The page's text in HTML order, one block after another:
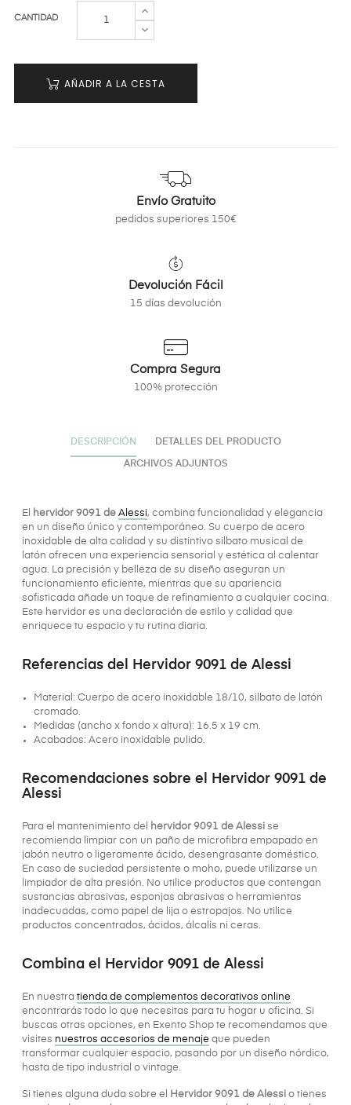
CANTIDAD
AÑADIR A LA CESTA
Envío Gratuito
pedidos superiores 150€
Devolución Fácil
15 días devolución
Compra Segura
100% protección
DESCRIPCIÓN DETALLES DEL PRODUCTO
ARCHIVOS ADJUNTOS
El hervidor 9091 de Alessi, combina funcionalidad y elegancia
en un diseño único y contemporáneo. Su cuerpo de acero
inoxidable de alta calidad y su distintivo silbato musical de
latón ofrecen una experiencia sensorial y estética al calentar
agua. La precisión y belleza de su diseño aseguran un
funcionamiento eficiente, mientras que su apariencia
sofisticada añade un toque de refinamiento a cualquier cocina.
Este hervidor es una declaración de estilo y calidad que
enriquece tu espacio y tu rutina diaria.
Referencias del Hervidor 9091 de Alessi
Material: Cuerpo de acero inoxidable 18/10, silbato de latón
cromado.
Medidas (ancho x fondo x altura): 16.5 x 19 cm.
Acabados: Acero inoxidable pulido.
Recomendaciones sobre el Hervidor 9091 de
Alessi
Para el mantenimiento del hervidor 9091 de Alessi se
recomienda limpiar con un paño de microfibra empapado en
jabón neutro o ligeramente ácido, desengrasante doméstico.
En caso de suciedad persistente o moho, puede utilizarse un
limpiador de alta presión. No utilice productos que contengan
sustancias abrasivas, esponjas abrasivas o herramientas
inadecuadas, como papel de lija o estropajos. No utilice
productos concentrados, ácidos, álcalis ni ceras.
Combina el Hervidor 9091 de Alessi
En nuestra tienda de complementos decorativos online
encontrarás todo lo que necesitas para tu hogar u oficina. Si
buscas otras opciones, en Exento Shop te recomendamos que
visites nuestros accesorios de menaje que pueden
transformar cualquier espacio, pasando por un diseño nórdico,
hasta de tipo industrial o vintage.
Si tienes alguna duda sobre el Hervidor 9091 de Alessi o tienes